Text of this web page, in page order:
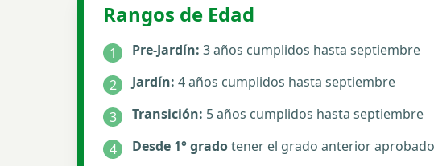
Rangos de Edad
1 Pre-Jardín: 3 años cumplidos hasta septiembre
2
Jardín: 4 años cumplidos hasta septiembre
3
Transición: 5 años cumplidos hasta septiembre
4
Desde 1° gradotener el grado anterior aprobado